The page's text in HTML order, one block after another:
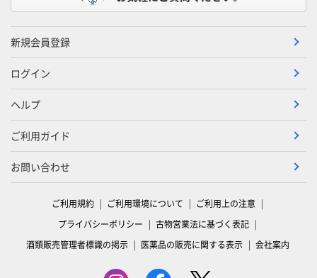
新規会員登録
ログイン
ヘルプ
ご利用ガイド
お問い合わせ
ご利用規約 ご利用環境について
ご利用上の注意
プライバシーポリシー
古物営業法に基づく表記
酒類販売管理者標識の掲示
医薬品の販売に関する表示 会社案内